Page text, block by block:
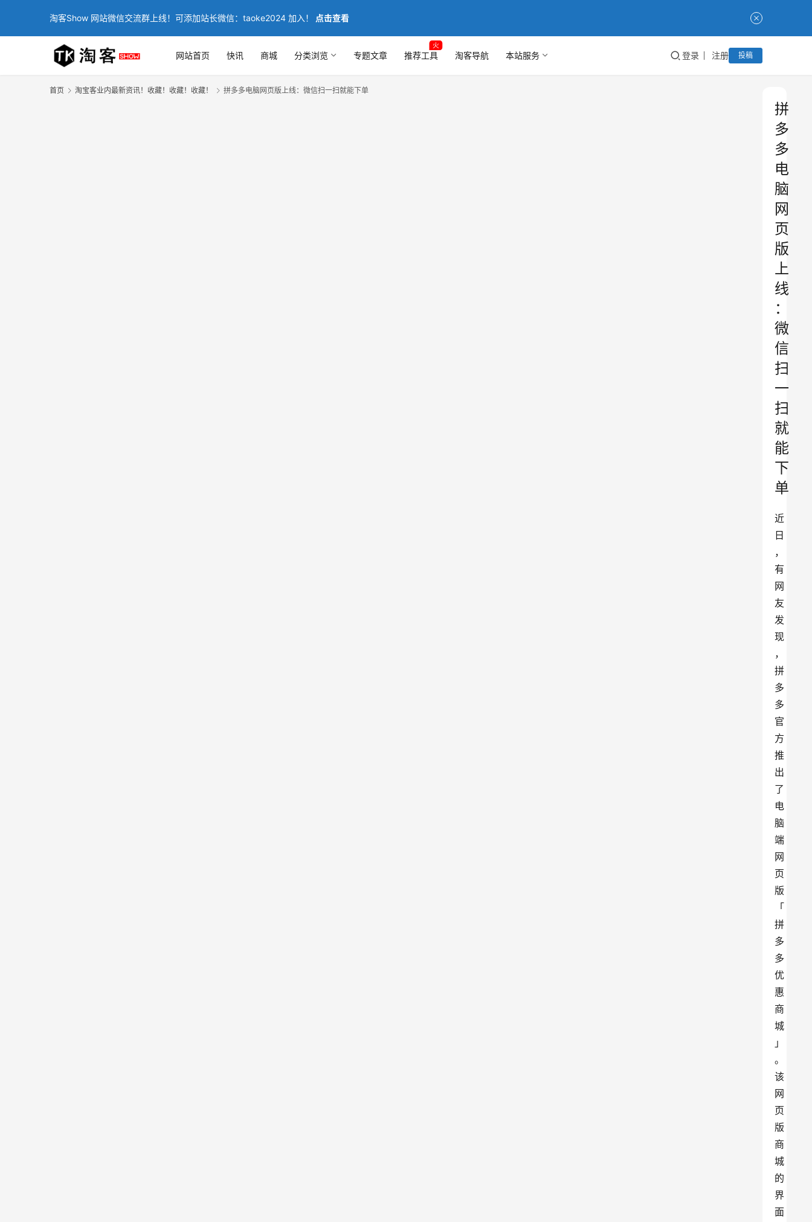
淘客Show 网站微信交流群上线！可添加站长微信：taoke2024 加入！ 点击查看
网站首页 快讯 商城 分类浏览 专题文章 推荐工具
火
淘客导航 本站服务 登录 注册 投稿
首页 淘宝客业内最新资讯！收藏！收藏！收藏！ 拼多多电脑网页版上线：微信扫一扫就能下单
拼
多
多
电
脑
网
页
版
上
线
：
微
信
扫
一
扫
就
能
下
单
近
日
，
有
网
友
发
现
，
拼
多
多
官
方
推
出
了
电
脑
端
网
页
版
「
拼
多
多
优
惠
商
城
」
。
该
网
页
版
商
城
的
界
面